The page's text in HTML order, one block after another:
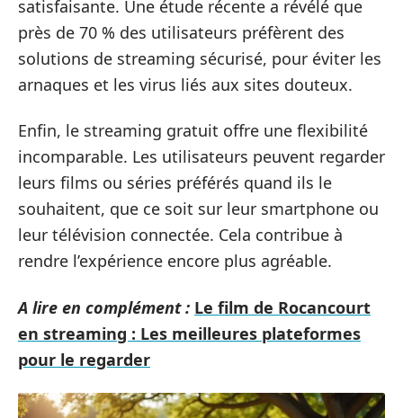
satisfaisante. Une étude récente a révélé que
près de 70 % des utilisateurs préfèrent des
solutions de streaming sécurisé, pour éviter les
arnaques et les virus liés aux sites douteux.
Enfin, le streaming gratuit offre une flexibilité
incomparable. Les utilisateurs peuvent regarder
leurs films ou séries préférés quand ils le
souhaitent, que ce soit sur leur smartphone ou
leur télévision connectée. Cela contribue à
rendre l’expérience encore plus agréable.
A lire en complément : Le film de Rocancourt
en streaming : Les meilleures plateformes
pour le regarder